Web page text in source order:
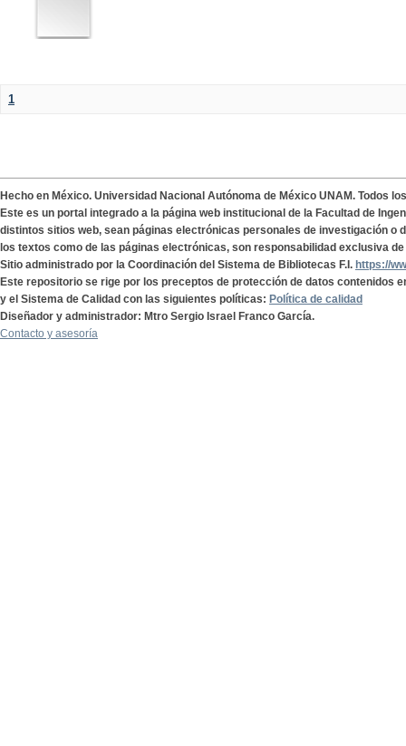
1
Hecho en México. Universidad Nacional Autónoma de México UNAM. Todos
Este es un portal integrado a la página web institucional de la Facultad de
distintos sitios web, sean páginas electrónicas personales de investigación o
los textos como de las páginas electrónicas, son responsabilidad exclusiva
Sitio administrado por la Coordinación del Sistema de Bibliotecas F.I. https://
Este repositorio se rige por los preceptos de protección de datos contenidos
y el Sistema de Calidad con las siguientes políticas: Política de calidad
Diseñador y administrador: Mtro Sergio Israel Franco García.
Contacto y asesoría